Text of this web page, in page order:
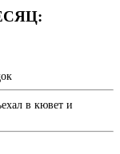
в кювет и